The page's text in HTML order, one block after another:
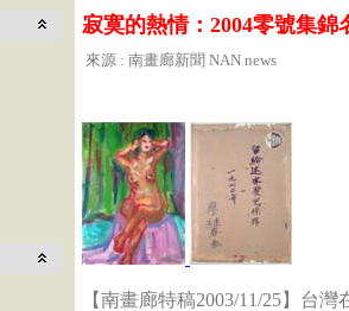
寂寞的熱情：2004零號集錦
來源 : 南畫廊新聞 NAN news
【南畫廊特稿2003/11/25】台